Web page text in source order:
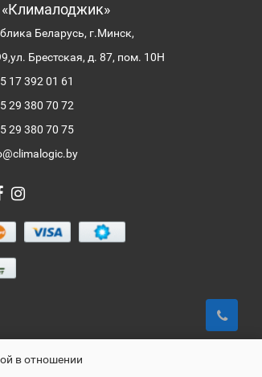
Беларусь, г.Минск,
ул. Брестская, д. 87, пом. 10Н
17 392 01 61
29 380 70 72
29 380 70 75
в отношении